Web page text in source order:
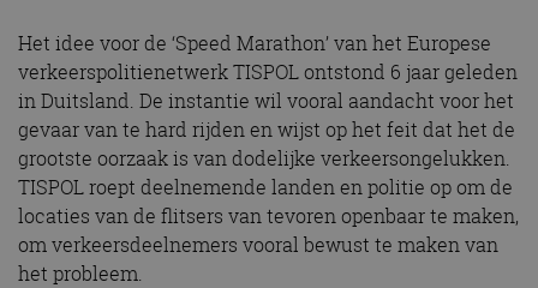
Het idee voor de ‘Speed Marathon’ van het Europese
verkeerspolitienetwerk TISPOL ontstond 6 jaar geleden
in Duitsland. De instantie wil vooral aandacht voor het
gevaar van te hard rijden en wijst op het feit dat het de
grootste oorzaak is van dodelijke verkeersongelukken.
TISPOL roept deelnemende landen en politie op om de
locaties van de flitsers van tevoren openbaar te maken,
om verkeersdeelnemers vooral bewust te maken van
het probleem.